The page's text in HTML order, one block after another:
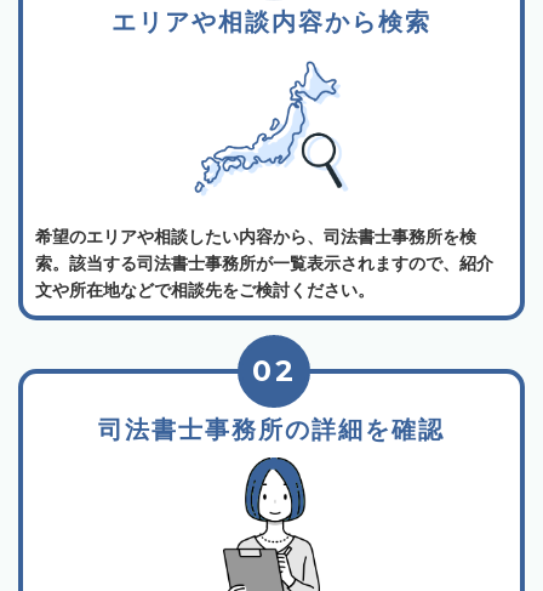
エリアや相談内容から検索
希望のエリアや相談したい内容から、司法書士事務所を検
索。該当する司法書士事務所が一覧表示されますので、紹介
文や所在地などで相談先をご検討ください。
司法書士事務所の詳細を確認
02